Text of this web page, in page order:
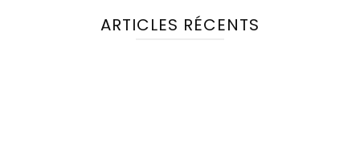
ARTICLES RÉCENTS